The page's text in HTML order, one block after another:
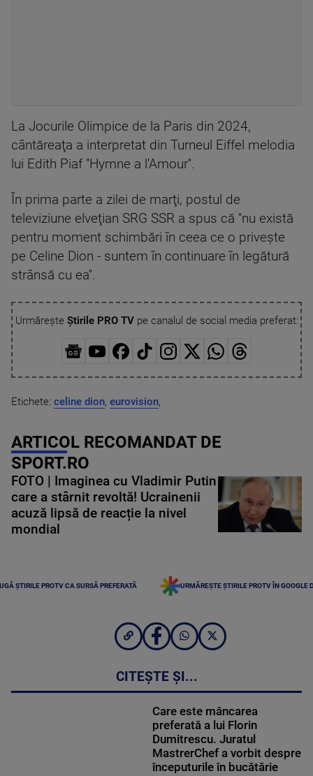
La Jocurile Olimpice de la Paris din 2024,
cântăreaţa a interpretat din Turneul Eiffel melodia
lui Edith Piaf ''Hymne a l'Amour''.
În prima parte a zilei de marţi, postul de
televiziune elveţian SRG SSR a spus că ''nu există
pentru moment schimbări în ceea ce o priveşte
pe Celine Dion - suntem în continuare în legătură
strânsă cu ea''.
Urmărește Știrile PRO TVpe canalul de social media preferat:
Etichete: celine dion, eurovision,
ARTICOL RECOMANDAT DE
SPORT.RO
FOTO | Imaginea cu Vladimir Putin
care a stârnit revoltă! Ucrainenii
acuză lipsă de reacție la nivel
mondial
ȘTIRILE PROTV CA SURSĂ PREFERATĂ URMĂREȘTE ȘTIRILE PROTV ÎN GOOGLE
CITEȘTE ȘI...
Care este mâncarea
preferată a lui Florin
Dumitrescu. Juratul
MastrerChef a vorbit despre
începuturile în bucătărie